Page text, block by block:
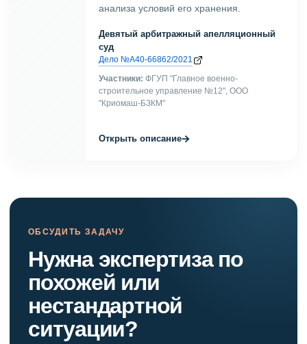
анализа условий его хранения.
Девятый арбитражный апелляционный
суд
Дело №А40-66862/2021
Участники: ФГУП "Главное военно-
строительное управление №12", ООО
"Криомаш-БЗКМ"
Открыть описание→
ОБСУДИТЬ ЗАДАЧУ
Нужна экспертиза по
похожей или
нестандартной
ситуации?